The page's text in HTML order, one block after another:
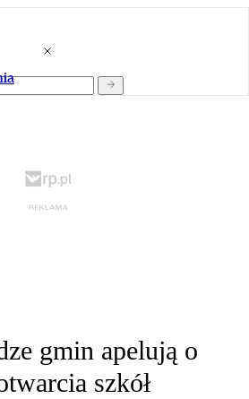
gmin apelują o
szkół